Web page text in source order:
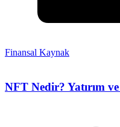
Finansal Kaynak
NFT Nedir? Yatırım